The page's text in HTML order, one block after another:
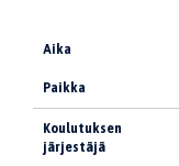
Aika
Paikka
Koulutuksen
järjestäjä